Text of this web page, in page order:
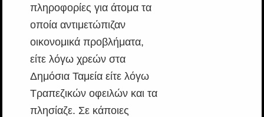
πληροφορίες για άτομα τα
οποία αντιμετώπιζαν
οικονομικά προβλήματα,
είτε λόγω χρεών στα
Δημόσια Ταμεία είτε λόγω
Τραπεζικών οφειλών και τα
πλησίαζε. Σε κάποιες